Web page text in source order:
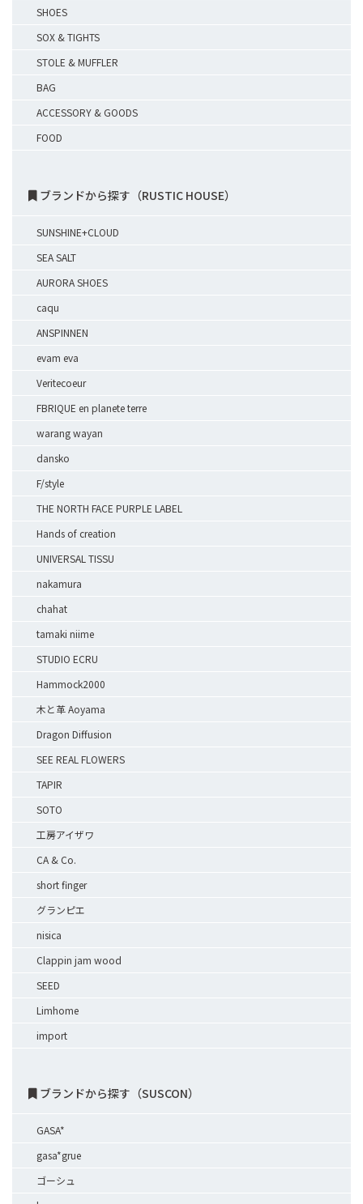
SHOES
SOX & TIGHTS
STOLE & MUFFLER
BAG
ACCESSORY & GOODS
FOOD
ブランドから探す（RUSTIC HOUSE）
SUNSHINE+CLOUD
SEA SALT
AURORA SHOES
caqu
ANSPINNEN
evam eva
Veritecoeur
FBRIQUE en planete terre
warang wayan
dansko
F/style
THE NORTH FACE PURPLE LABEL
Hands of creation
UNIVERSAL TISSU
nakamura
chahat
tamaki niime
STUDIO ECRU
Hammock2000
木と革 Aoyama
Dragon Diffusion
SEE REAL FLOWERS
TAPIR
SOTO
工房アイザワ
CA & Co.
short finger
グランピエ
nisica
Clappin jam wood
SEED
Limhome
import
ブランドから探す（SUSCON）
GASA*
gasa*grue
ゴーシュ